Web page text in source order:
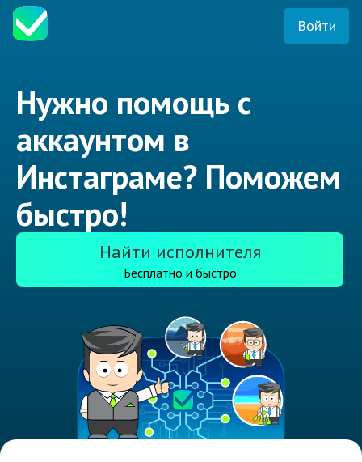
Войти
Нужно помощь с
аккаунтом в
Инстаграме? Поможем
быстро!
Найти исполнителя
Бесплатно и быстро